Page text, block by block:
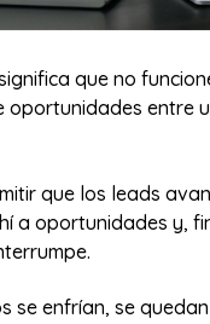
que no
entre
que los leads
a oportunidades y,
se enfrían, se